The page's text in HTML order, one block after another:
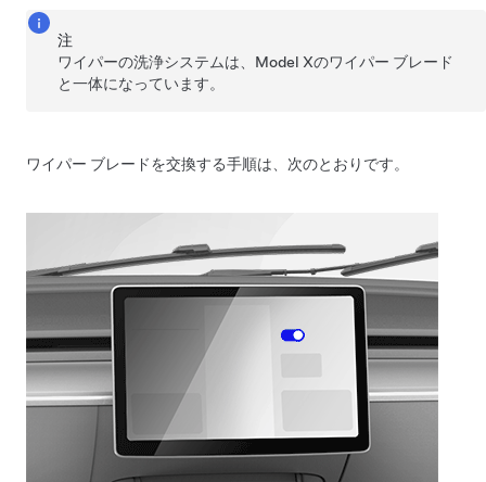
注
ワイパーの洗浄システムは、 Model Xのワイパー ブレード
と一体になっています。
ワイパー ブレードを交換する手順は、次のとおりです。